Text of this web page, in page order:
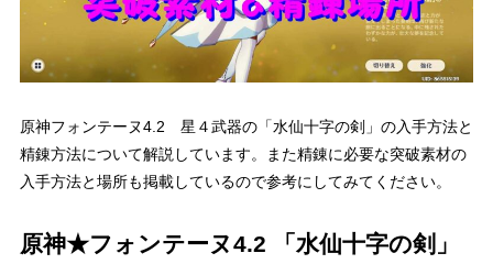
原神フォンテーヌ4.2 星４武器の「水仙十字の剣」の入手方法と
精錬方法について解説しています。また精錬に必要な突破素材の
入手方法と場所も掲載しているので参考にしてみてください。
原神★フォンテーヌ4.2 「水仙十字の剣」